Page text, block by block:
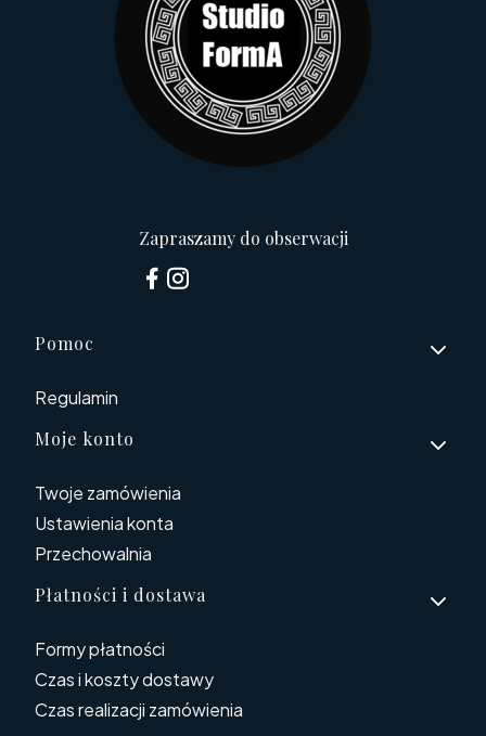
Zapraszamy do obserwacji
Linki w stopce
Pomoc
Regulamin
Moje konto
Twoje zamówienia
Ustawienia konta
Przechowalnia
Płatności i dostawa
Formy płatności
Czas i koszty dostawy
Czas realizacji zamówienia